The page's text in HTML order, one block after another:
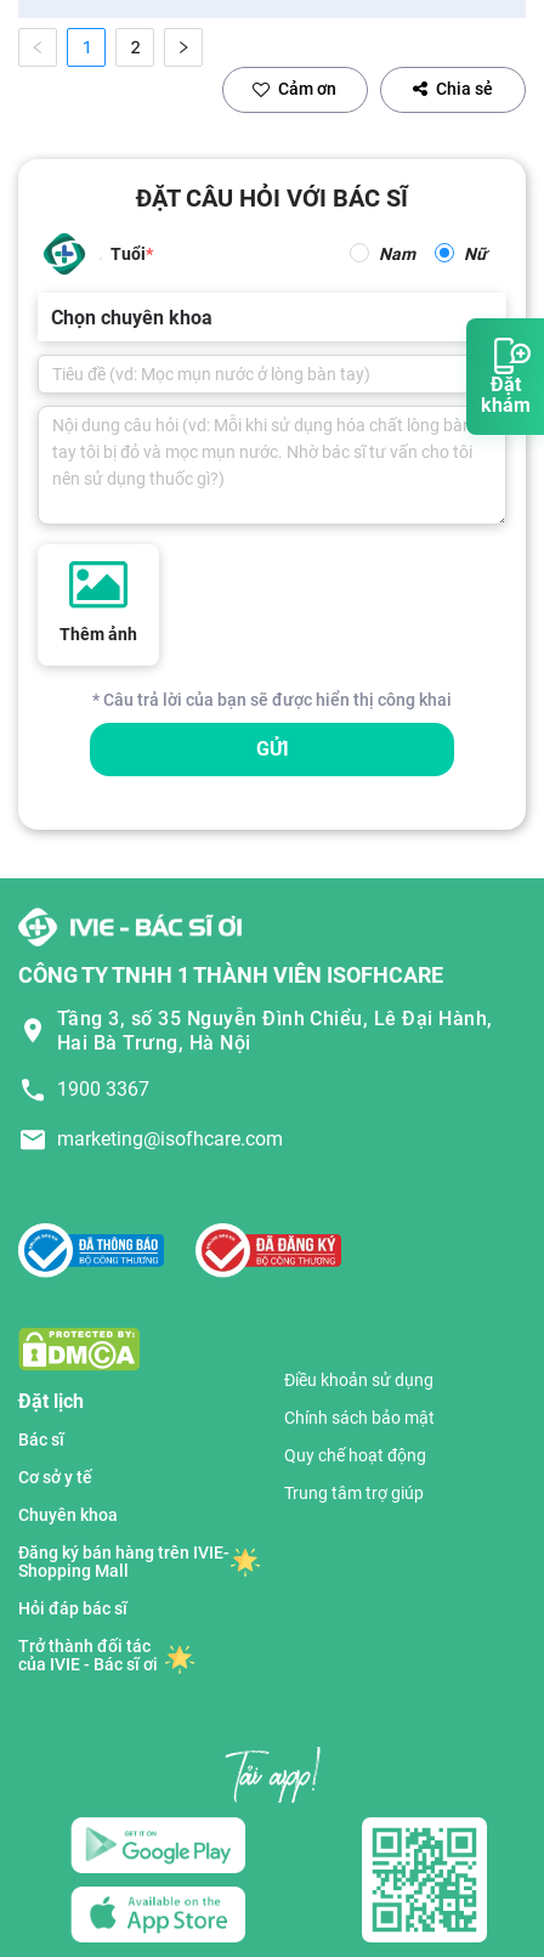
Đặt
khám
1 2
Cảm ơn Chia sẻ
ĐẶT CÂU HỎI VỚI BÁC SĨ
Tuổi Nam Nữ
Chọn chuyên khoa
Thêm ảnh
* Câu trả lời của bạn sẽ được hiển thị công khai
GỬI
CÔNG TY TNHH 1 THÀNH VIÊN ISOFHCARE
Tầng 3, số 35 Nguyễn Đình Chiểu, Lê Đại Hành,
Hai Bà Trưng, Hà Nội
1900 3367
marketing@isofhcare.com
Đặt lịch
Bác sĩ
Cơ sở y tế
Chuyên khoa
Đăng ký bán hàng trên IVIE-
Shopping Mall
Hỏi đáp bác sĩ
Trở thành đối tác
của IVIE - Bác sĩ ơi
Điều khoản sử dụng
Chính sách bảo mật
Quy chế hoạt động
Trung tâm trợ giúp